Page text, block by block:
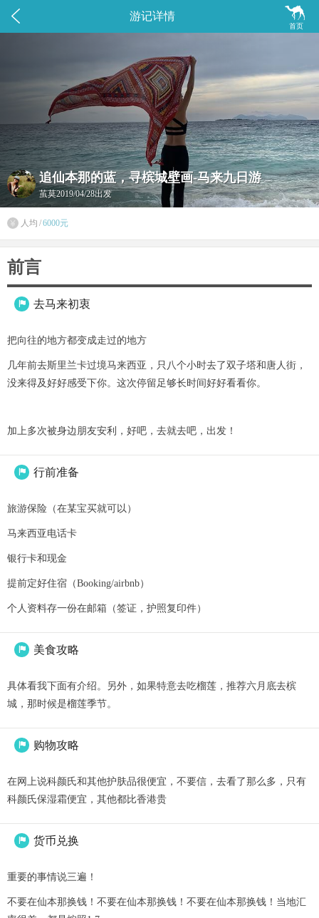
 
首页
游记详情
追仙本那的蓝，寻槟城壁画-马来九日游
茧莫2019/04/28出发
 人均 /6000元
前言
 去马来初衷
把向往的地方都变成走过的地方
几年前去斯里兰卡过境马来西亚，只八个小时去了双子塔和唐人街，
没来得及好好感受下你。这次停留足够长时间好好看看你。
加上多次被身边朋友安利，好吧，去就去吧，出发！
 行前准备
旅游保险（在某宝买就可以）
马来西亚电话卡
银行卡和现金
提前定好住宿（Booking/airbnb）
个人资料存一份在邮箱（签证，护照复印件）
 美食攻略
具体看我下面有介绍。另外，如果特意去吃榴莲，推荐六月底去槟
城，那时候是榴莲季节。
 购物攻略
在网上说科颜氏和其他护肤品很便宜，不要信，去看了那么多，只有
科颜氏保湿霜便宜，其他都比香港贵
 货币兑换
重要的事情说三遍！
不要在仙本那换钱！不要在仙本那换钱！不要在仙本那换钱！当地汇